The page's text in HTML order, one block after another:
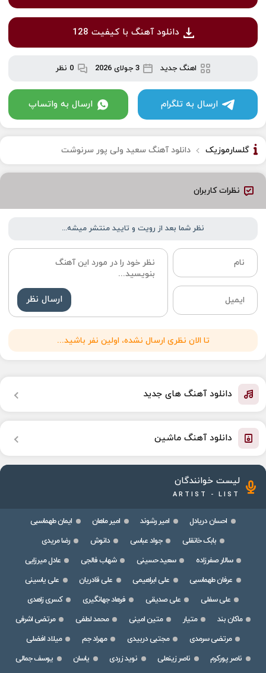
دانلود آهنگ با کیفیت 128
اهنگ جدید 3 جولای 2026 0 نظر
ارسال به تلگرام ارسال به واتساپ
گلسارموزیک دانلود آهنگ سعید ولی پور سرنوشت
نظرات کاربران
نظر شما بعد از رویت و تایید منتشر میشه...
ارسال نظر
تا الان نظری ارسال نشده، اولین نفر باشید...
دانلود آهنگ های جدید
دانلود آهنگ ماشین
لیست خوانندگان
ARTIST - LIST
احسان دریادل امیر رشوند امیر ماهان
ایمان طهماسبی
بابک خانقلی
جواد عباسی دانوش
رضا مریدی
سالار صفرزاده
سعید حسینی شهاب فالجی
عادل میرزایی
عرفان طهماسبی
علی ابراهیمی علی قادریان
علی یاسینی
علی سفلی
علی صدیقی فرهاد جهانگیری
کسری زاهدی
ماکان بند
متیار متین امینی محمد لطفی
مرتضی اشرفی
مرتضی سرمدی
مجتبی دربیدی مهراد جم
میلاد افضلی
ناصر پورکرم
ناصر زینعلی نوید زردی یاسان
یوسف جمالی